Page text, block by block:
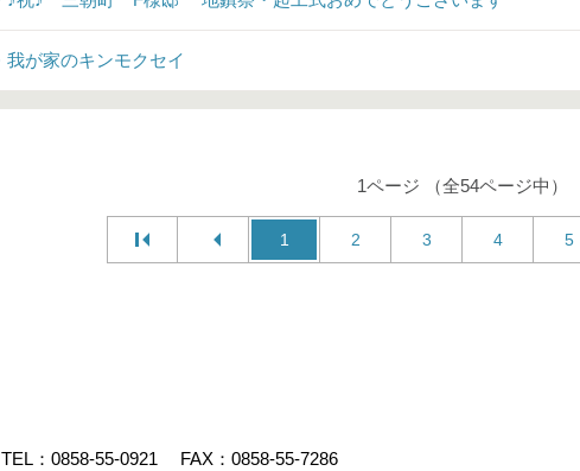
我が家のキンモクセイ
1ページ （全54ページ中）
1 2 3 4 5
TEL： 0858-55-0921
FAX：0858-55-7286